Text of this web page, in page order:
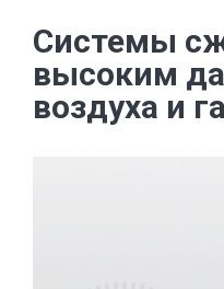
Системы
высоким
воздуха и